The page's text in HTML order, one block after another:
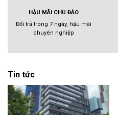
HẬU MÃI CHU ĐÁO
Đổi trả trong 7 ngày, hậu mãi
chuyên nghiệp
Tin tức